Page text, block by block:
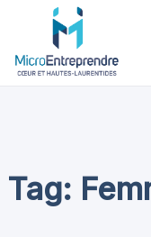
Tag: